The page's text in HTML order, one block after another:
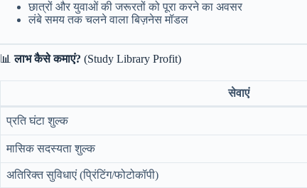
छात्रों और युवाओं की जरूरतों को पूरा करने का अवसर
लंबे समय तक चलने वाला बिज़नेस मॉडल
📊लाभ कैसे कमाएं? (Study Library Profit)
सेवाएं
प्रति घंटा शुल्क
मासिक सदस्यता शुल्क
अतिरिक्त सुविधाएं (प्रिंटिंग/फोटोकॉपी)